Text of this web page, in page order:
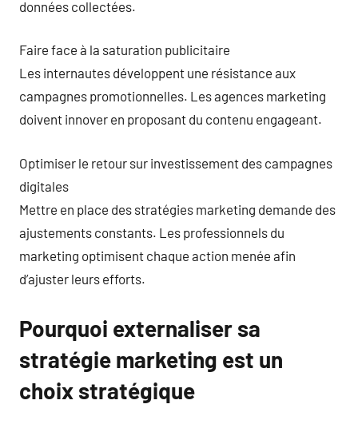
données collectées.
Faire face à la saturation publicitaire
Les internautes développent une résistance aux
campagnes promotionnelles. Les agences marketing
doivent innover en proposant du contenu engageant.
Optimiser le retour sur investissement des campagnes
digitales
Mettre en place des stratégies marketing demande des
ajustements constants. Les professionnels du
marketing optimisent chaque action menée afin
d’ajuster leurs efforts.
Pourquoi externaliser sa
stratégie marketing est un
choix stratégique